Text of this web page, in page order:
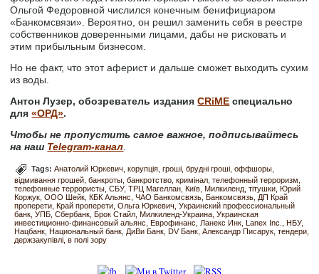
Ольгой Федоровной числился конечным бенифициаром
«Банкомсвязи». Вероятно, он решил заменить себя в реестре
собственников доверенными лицами, дабы не рисковать и
этим прибыльным бизнесом.
Но не факт, что этот аферист и дальше сможет выходить сухим
из воды.
Антон Лузер, обозреватель изданияCRiME специально
для«ОРД».
Чтобы не пропустить самое важное, подписывайтесь
на наш Telegram-канал.
Tags:Анатолий Юркевич корупція гроші брудні гроші оффшоры
відмивання грошей банкроты банкротство кримінал телефонный терроризм
телефонные террористы СБУ ТРЦ Магеллан Київ Милкиленд тітушки
Юрий
Коржук ООО Шейк КБК Альянс ЧАО Банкомсвязь Банкомсвязь ДП Край
проперети
Край проперети Ольга Юркевич
Украинский профессиональный
банк УПБ Сбербанк Брок Стайл Милкиленд-Украина Украинская
инвестиционно-финансовый альянс
Еврофинанс Ланекс Инк Lanex Inc.
НБУ
Нацбанк
Национальный банк ДиВи Банк DV Банк Александр Писарук тендери
держзакупівлі в полі зору